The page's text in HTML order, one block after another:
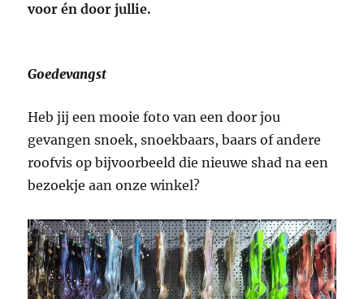
voor én door jullie.
Goedevangst
Heb jij een mooie foto van een door jou
gevangen snoek, snoekbaars, baars of andere
roofvis op bijvoorbeeld die nieuwe shad na een
bezoekje aan onze winkel?